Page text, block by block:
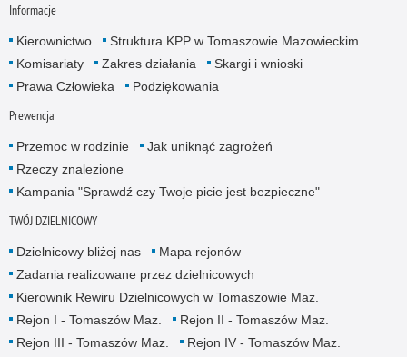
Informacje
Kierownictwo
Struktura KPP w Tomaszowie Mazowieckim
Komisariaty
Zakres działania
Skargi i wnioski
Prawa Człowieka
Podziękowania
Prewencja
Przemoc w rodzinie
Jak uniknąć zagrożeń
Rzeczy znalezione
Kampania "Sprawdź czy Twoje picie jest bezpieczne"
TWÓJ DZIELNICOWY
Dzielnicowy bliżej nas
Mapa rejonów
Zadania realizowane przez dzielnicowych
Kierownik Rewiru Dzielnicowych w Tomaszowie Maz.
Rejon I - Tomaszów Maz.
Rejon II - Tomaszów Maz.
Rejon III - Tomaszów Maz.
Rejon IV - Tomaszów Maz.